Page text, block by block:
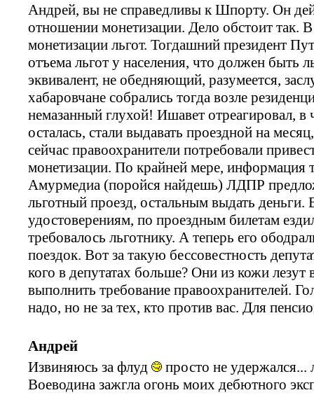
Андрей, вы не справедливы к Шпорту. Он
отношении монетизации. Дело обстоит так.
монетизации льгот. Тогдашний президент
отъема льгот у населения, что должен быть
эквивалент, не обедняющий, разумеется,
хабаровчане собрались тогда возле
немазанный глухой! Ишавет отреагировал, в
осталась, стали выдавать проездной на
сейчас правоохранители потребовали
монетизации. По крайней мере, информация
Амурмедиа (поройся найдешь) ЛДПР
льготный проезд, остальным выдать
удостоверениям, по проездным билетам
требовалось льготнику. А теперь его
поездок. Вот за такую бессовестность
кого в депутатах больше? Они из кожи
выполнить требование правоохранителей.
надо, но не за тех, кто против вас. Для
Андрей
Извиняюсь за флуд
просто не удержался...
Воеводина зажгла огонь моих дебютного